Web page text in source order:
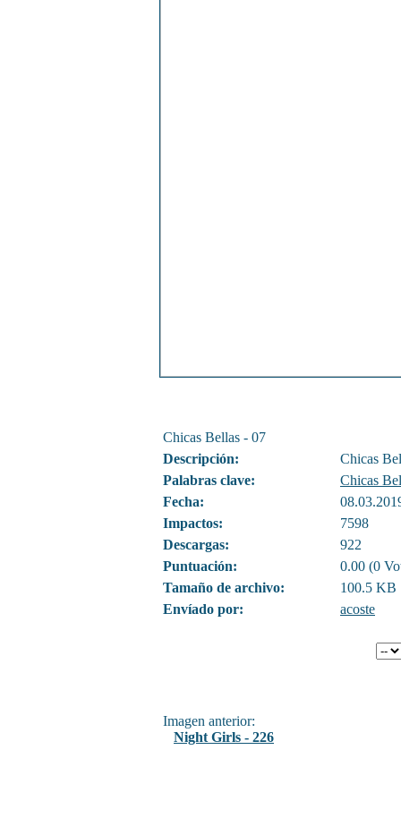
Chicas Bellas - 07
Descripción:
Chicas
Palabras clave:
Chicas
Fecha:
Impactos:
7598
Descargas:
922
Puntuación:
0.00 (0
Tamaño de archivo:
100.5 KB
Envíado por:
acoste
Imagen anterior:
Night Girls - 226